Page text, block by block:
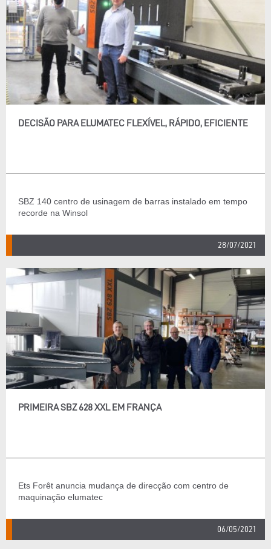
DECISÃO PARA ELUMATEC FLEXÍVEL, RÁPIDO, EFICIENTE
SBZ 140 centro de usinagem de barras instalado em tempo
recorde na Winsol
28/07/2021
PRIMEIRA SBZ 628 XXL EM FRANÇA
Ets Forêt anuncia mudança de direcção com centro de
maquinação elumatec
06/05/2021